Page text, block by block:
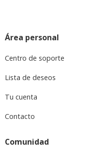
Área personal
Centro de soporte
Lista de deseos
Tu cuenta
Contacto
Comunidad